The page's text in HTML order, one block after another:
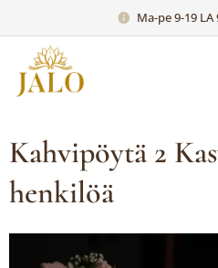
Ma-pe 9-19 LA
Kahvipöytä 2
henkilöä